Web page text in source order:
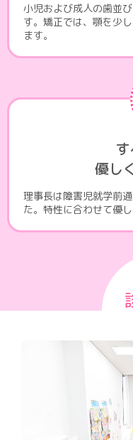
小児および成人の歯並
す。矯正では、顎を少
ます。
優し
理事長は障害児就学前
た。特性に合わせて優